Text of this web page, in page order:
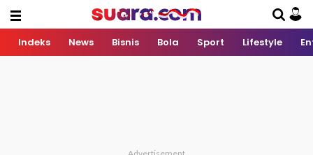
Indeks News Bisnis Bola Sport Lifestyle